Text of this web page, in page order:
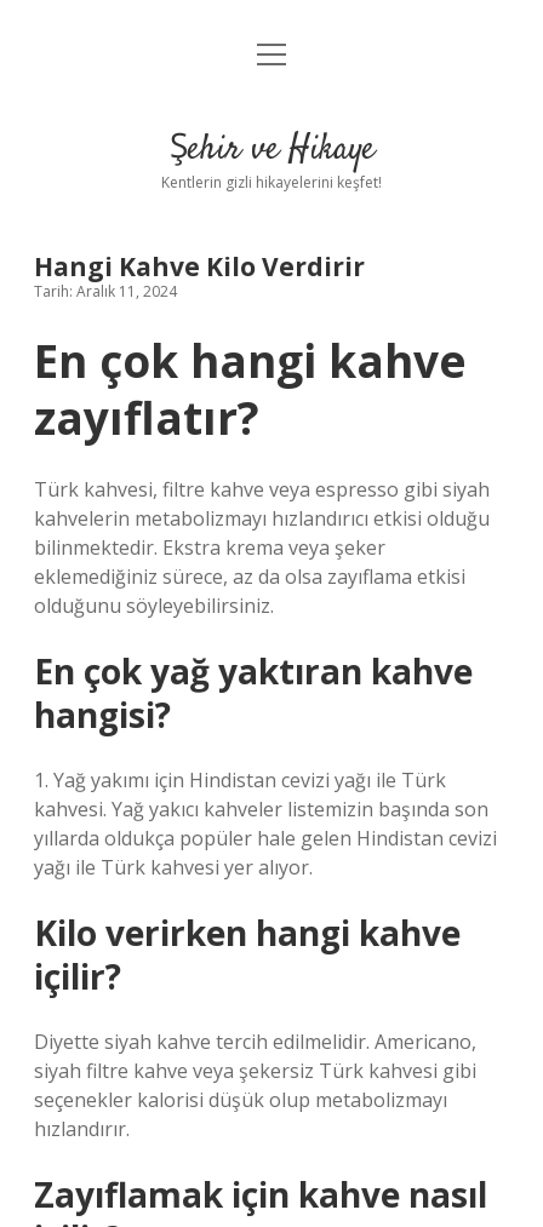
Anasayfa
Yasal Uyarı
menüyü
Şehir ve Hikaye
Kentlerin gizli hikayelerini keşfet!
Hangi Kahve Kilo Verdirir
Tarih: Aralık 11, 2024
En çok hangi kahve
zayıflatır?
Türk kahvesi, filtre kahve veya espresso gibi siyah
kahvelerin metabolizmayı hızlandırıcı etkisi olduğu
bilinmektedir. Ekstra krema veya şeker
eklemediğiniz sürece, az da olsa zayıflama etkisi
olduğunu söyleyebilirsiniz.
En çok yağ yaktıran kahve
hangisi?
1. Yağ yakımı için Hindistan cevizi yağı ile Türk
kahvesi. Yağ yakıcı kahveler listemizin başında son
yıllarda oldukça popüler hale gelen Hindistan cevizi
yağı ile Türk kahvesi yer alıyor.
Kilo verirken hangi kahve
içilir?
Diyette siyah kahve tercih edilmelidir. Americano,
siyah filtre kahve veya şekersiz Türk kahvesi gibi
seçenekler kalorisi düşük olup metabolizmayı
hızlandırır.
Zayıflamak için kahve nasıl